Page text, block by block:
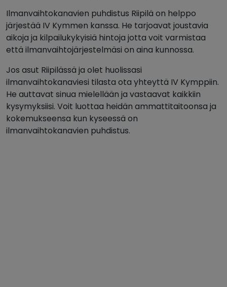
Ilmanvaihtokanavien puhdistus Riipilä on helppo
järjestää IV Kymmen kanssa. He tarjoavat joustavia
aikoja ja kilpailukykyisiä hintoja jotta voit varmistaa
että ilmanvaihtojärjestelmäsi on aina kunnossa.
Jos asut Riipilässä ja olet huolissasi
ilmanvaihtokanaviesi tilasta ota yhteyttä IV Kymppiin.
He auttavat sinua mielellään ja vastaavat kaikkiin
kysymyksiisi. Voit luottaa heidän ammattitaitoonsa ja
kokemukseensa kun kyseessä on
ilmanvaihtokanavien puhdistus.